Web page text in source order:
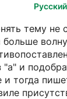
тему не с
и
и тогда